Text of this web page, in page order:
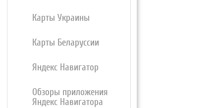
Карты Украины
Карты Беларуссии
Яндекс Навигатор
Обзоры приложения
Яндекс Навигатора